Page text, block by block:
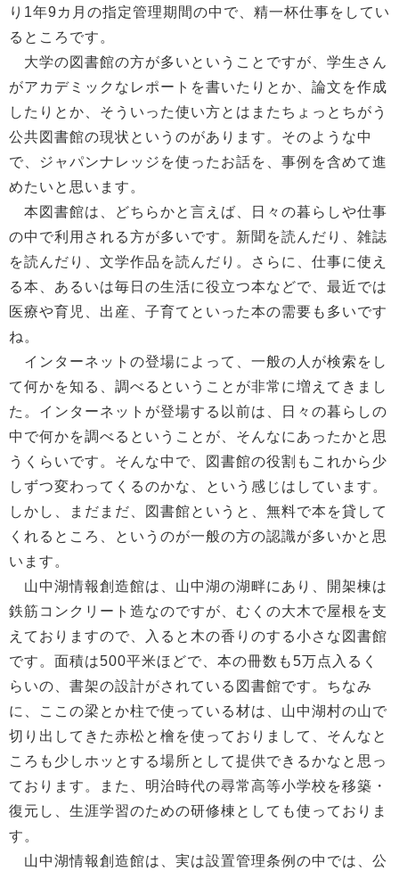
り1年9カ月の指定管理期間の中で、精一杯仕事をしてい
るところです。
大学の図書館の方が多いということですが、学生さん
がアカデミックなレポートを書いたりとか、論文を作成
したりとか、そういった使い方とはまたちょっとちがう
公共図書館の現状というのがあります。そのような中
で、ジャパンナレッジを使ったお話を、事例を含めて進
めたいと思います。
本図書館は、どちらかと言えば、日々の暮らしや仕事
の中で利用される方が多いです。新聞を読んだり、雑誌
を読んだり、文学作品を読んだり。さらに、仕事に使え
る本、あるいは毎日の生活に役立つ本などで、最近では
医療や育児、出産、子育てといった本の需要も多いです
ね。
インターネットの登場によって、一般の人が検索をし
て何かを知る、調べるということが非常に増えてきまし
た。インターネットが登場する以前は、日々の暮らしの
中で何かを調べるということが、そんなにあったかと思
うくらいです。そんな中で、図書館の役割もこれから少
しずつ変わってくるのかな、という感じはしています。
しかし、まだまだ、図書館というと、無料で本を貸して
くれるところ、というのが一般の方の認識が多いかと思
います。
山中湖情報創造館は、山中湖の湖畔にあり、開架棟は
鉄筋コンクリート造なのですが、むくの大木で屋根を支
えておりますので、入ると木の香りのする小さな図書館
です。面積は500平米ほどで、本の冊数も5万点入るく
らいの、書架の設計がされている図書館です。ちなみ
に、ここの梁とか柱で使っている材は、山中湖村の山で
切り出してきた赤松と檜を使っておりまして、そんなと
ころも少しホッとする場所として提供できるかなと思っ
ております。また、明治時代の尋常高等小学校を移築・
復元し、生涯学習のための研修棟としても使っておりま
す。
山中湖情報創造館は、実は設置管理条例の中では、公